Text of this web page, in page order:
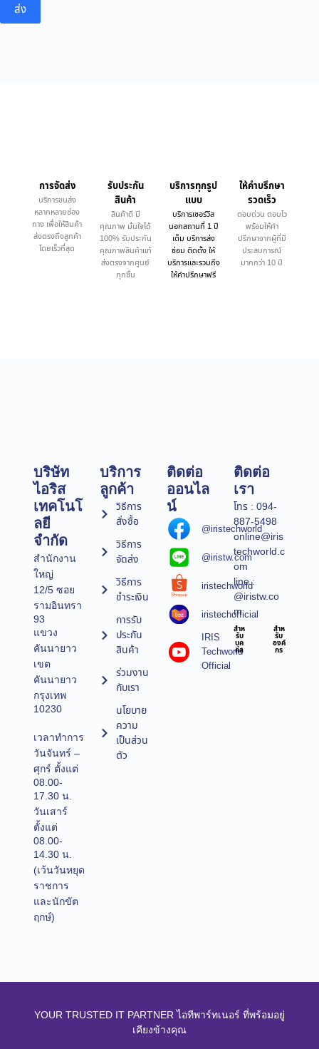
ส่ง
การจัดส่ง
บริการขนส่ง
หลากหลายช่อง
ทาง เพื่อให้สินค้า
ส่งตรงถึงลูกค้า
โดยเร็วที่สุด
รับประกัน
สินค้า
สินค้าดี มี
คุณภาพ มั่นใจได้
100% รับประกัน
คุณภาพสินค้าแท้
ส่งตรงจากศูนย์
ทุกชิ้น
บริการทุกรูป
แบบ
บริการเซอร์วิส
นอกสถานที่ 1 ปี
เต็ม บริการส่ง
ซ่อม ติดตั้ง ให้
บริการและรวมถึง
ให้คำปรึกษาฟรี
ให้คำบรึกษา
รวดเร็ว
ตอบด่วน ตอบไว
พร้อมให้คำ
ปรึกษาจากผู้ที่มี
ประสบการณ์
มากกว่า 10 ปี
บริษัท
ไอริส
เทคโนโ
ลยี
จำกัด
สำนักงาน
ใหญ่
12/5 ซอย
รามอินทรา
93
แขวง
คันนายาว
เขต
คันนายาว
กรุงเทพ
10230
เวลาทำการ
วันจันทร์ –
ศุกร์ ตั้งแต่
08.00-
17.30 น.
วันเสาร์
ตั้งแต่
08.00-
14.30 น.
(เว้นวันหยุด
ราชการ
และนักขัต
ฤกษ์)
บริการ
ลูกค้า
วิธีการ
สั่งซื้อ
วิธีการ
จัดส่ง
วิธีการ
ชำระเงิน
การรับ
ประกัน
สินค้า
ร่วมงาน
กับเรา
นโยบาย
ความ
เป็นส่วน
ตัว
ติดต่อ
ออนไล
น์
@iristechworld
@iristw.com
iristechworld
iristechofficial
IRIS
Techworld
Official
ติดต่อ
เรา
โทร : 094-
887-5498
online@iris
techworld.c
om
line :
@iristw.co
m
สำห
รับ
บุค
คล
สำห
รับ
องค์
กร
YOUR TRUSTED IT PARTNER ไอทีพาร์ทเนอร์ ที่พร้อมอยู่
เคียงข้างคุณ